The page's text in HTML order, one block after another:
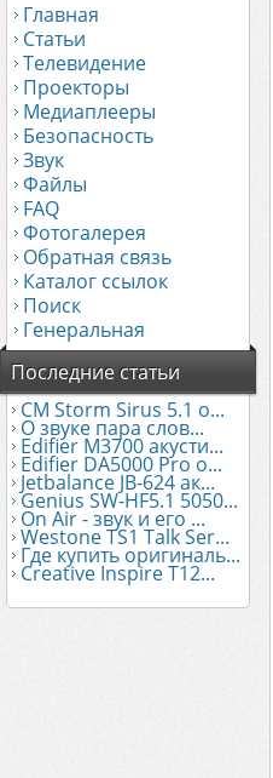
Главная
Статьи
Телевидение
Проекторы
Медиаплееры
Безопасность
Звук
Файлы
FAQ
Фотогалерея
Обратная связь
Каталог ссылок
Поиск
Генеральная
Последние статьи
CM Storm Sirus 5.1 о...
О звуке пара слов...
Edifier М3700 акусти...
Edifier DA5000 Pro о...
Jetbalance JB-624 ак...
Genius SW-HF5.1 5050...
On Air - звук и его ...
Westone TS1 Talk Ser...
Где купить оригиналь...
Creative Inspire T12...